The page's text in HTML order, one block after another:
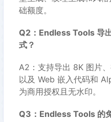
础额度。
Q2：Endless Tools 导
式？
A2：支持导出 8K 图片
以及 Web 嵌入代码和
为商用授权且无水印。
Q3：Endless Tools 的